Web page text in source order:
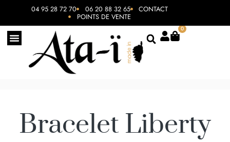
04 95 28 72 70 06 20 88 32 65 CONTACT
POINTS DE VENTE
0
Bracelet Liberty